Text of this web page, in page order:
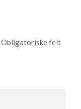
Obligatoriske felt